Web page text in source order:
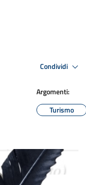
Condividi
Argomenti:
Turismo